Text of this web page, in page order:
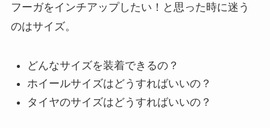
フーガをインチアップしたい！と思った時に迷う
のはサイズ。
どんなサイズを装着できるの？
ホイールサイズはどうすればいいの？
タイヤのサイズはどうすればいいの？